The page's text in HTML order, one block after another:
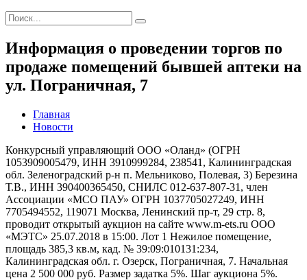
Информация о проведении торгов по
продаже помещений бывшей аптеки на
ул. Пограничная, 7
Главная
Новости
Конкурсный управляющий ООО «Оланд» (ОГРН
1053909005479, ИНН 3910999284, 238541, Калининградская
обл. Зеленоградский р-н п. Мельниково, Полевая, 3) Березина
Т.В., ИНН 390400365450, СНИЛС 012-637-807-31, член
Ассоциации «МСО ПАУ» ОГРН 1037705027249, ИНН
7705494552, 119071 Москва, Ленинский пр-т, 29 стр. 8,
проводит открытый аукцион на сайте www.m-ets.ru ООО
«МЭТС» 25.07.2018 в 15:00. Лот 1 Нежилое помещение,
площадь 385,3 кв.м, кад. № 39:09:010131:234,
Калининградская обл. г. Озерск, Пограничная, 7. Начальная
цена 2 500 000 руб. Размер задатка 5%. Шаг аукциона 5%.